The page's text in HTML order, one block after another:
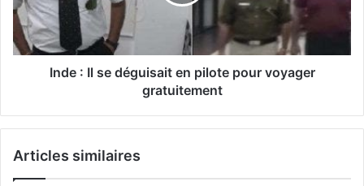
Inde : Il se déguisait en pilote pour voyager
gratuitement
Articles similaires